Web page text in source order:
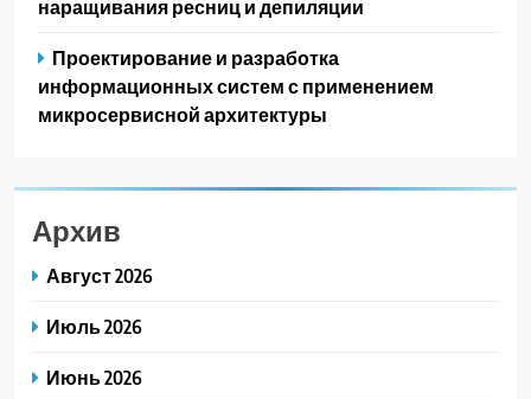
наращивания ресниц и депиляции
Проектирование и разработка
информационных систем с применением
микросервисной архитектуры
Архив
Август 2026
Июль 2026
Июнь 2026